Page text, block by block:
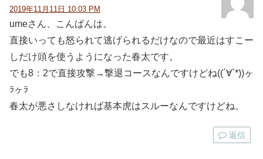
2019年11月11日 10:03 PM
umeさん、こんばんは。
直接いっても怒られて逃げられるだけなので最近はすこー
しだけ頭を使うようになった春太です。
でも8：2で直接攻撃→撃退コースなんですけどね((´∀`*))ヶ
ﾗヶﾗ
春太が悪さしなければ基本虎はスルーなんですけどね。
返信